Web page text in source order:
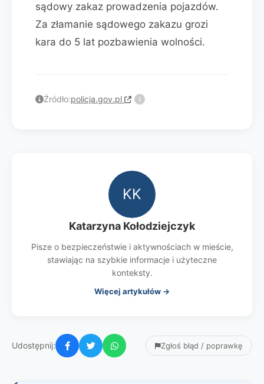
sądowy zakaz prowadzenia pojazdów.
Za złamanie sądowego zakazu grozi
kara do 5 lat pozbawienia wolności.
Źródło:policja.gov.pl i
KK
Katarzyna Kołodziejczyk
Pisze o bezpieczeństwie i aktywnościach w mieście,
stawiając na szybkie informacje i użyteczne
konteksty.
Więcej artykułów →
Udostępnij: Zgłoś błąd / poprawkę